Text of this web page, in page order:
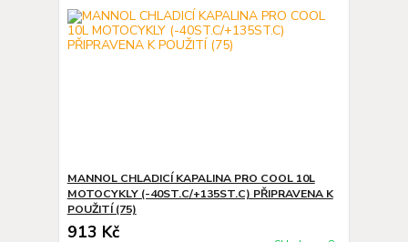
MANNOL CHLADICÍ KAPALINA PRO COOL 10L
MOTOCYKLY (-40ST.C/+135ST.C) PŘIPRAVENA K
POUŽITÍ (75)
913 Kč